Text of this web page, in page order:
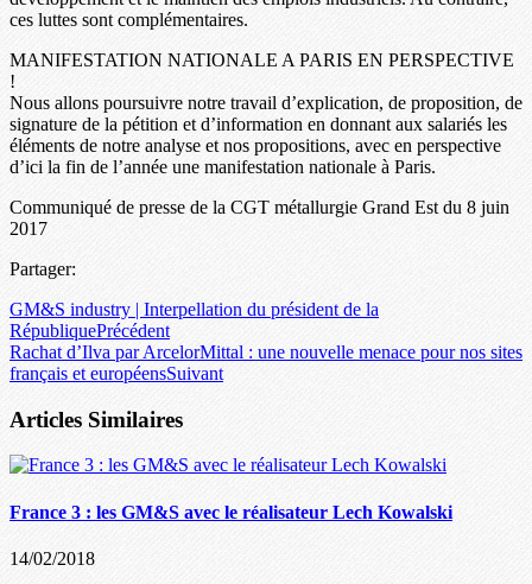
ces luttes sont complémentaires.
MANIFESTATION NATIONALE A PARIS EN PERSPECTIVE
!
Nous allons poursuivre notre travail d’explication, de proposition, de
signature de la pétition et d’information en donnant aux salariés les
éléments de notre analyse et nos propositions, avec en perspective
d’ici la fin de l’année une manifestation nationale à Paris.
Communiqué de presse de la CGT métallurgie Grand Est du 8 juin
2017
Partager:
GM&S industry | Interpellation du président de la
RépubliquePrécédent
Rachat d’Ilva par ArcelorMittal : une nouvelle menace pour nos sites
français et européensSuivant
Articles Similaires
France 3 : les GM&S avec le réalisateur Lech Kowalski
14/02/2018